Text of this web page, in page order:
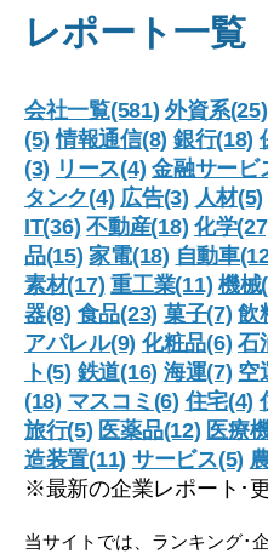
レポート一覧
会社一覧(581) 外資系(25)
(5) 情報通信(8) 銀行(18)
(3) リース(4) 金融サービ
タンク(4) 広告(3) 人材(5)
IT(36) 不動産(18) 化学
品(15) 家電(18) 自動車
素材(17) 重工業(11) 機械
器(8) 食品(23) 菓子(7) 飲
アパレル(9) 化粧品(6) 石
ト(5) 鉄道(16) 海運(7) 空
(18) マスコミ(6) 住宅(4)
旅行(5) 医薬品(12) 医療
造装置(11) サービス(5)
※最新の企業レポート･
当サイトでは、ランキング･